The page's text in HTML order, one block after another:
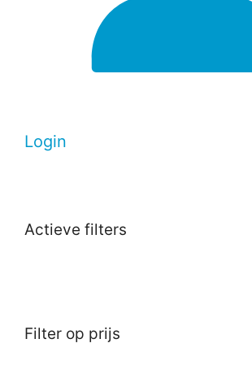
Login
Actieve filters
Filter op prijs